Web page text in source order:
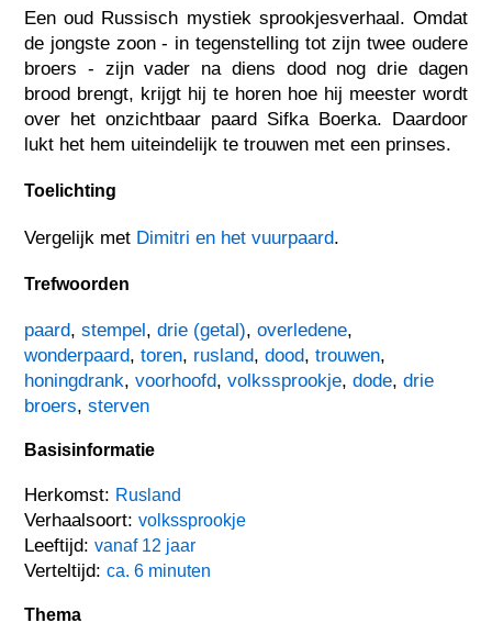
Een oud Russisch mystiek sprookjesverhaal. Omdat
de jongste zoon - in tegenstelling tot zijn twee oudere
broers - zijn vader na diens dood nog drie dagen
brood brengt, krijgt hij te horen hoe hij meester wordt
over het onzichtbaar paard Sifka Boerka. Daardoor
lukt het hem uiteindelijk te trouwen met een prinses.
Toelichting
Vergelijk met Dimitri en het vuurpaard.
Trefwoorden
paard,stempel,drie (getal),overledene,
wonderpaard,toren, rusland,dood,trouwen,
honingdrank,voorhoofd,volkssprookje,dode,drie
broers,sterven
Basisinformatie
Herkomst: Rusland
Verhaalsoort:volkssprookje
Leeftijd:vanaf 12 jaar
Verteltijd:ca. 6 minuten
Thema